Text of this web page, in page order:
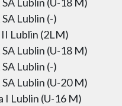
Lublin (-)
Lublin (2LM)
Lublin (U-18 M)
Lublin (-)
Lublin (U-20 M)
I Lublin (U-16 M)